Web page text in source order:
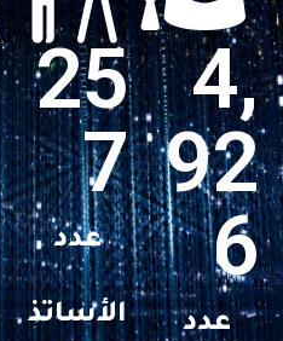
4,
92
6
عدد
25
7
عدد
الأساتذ